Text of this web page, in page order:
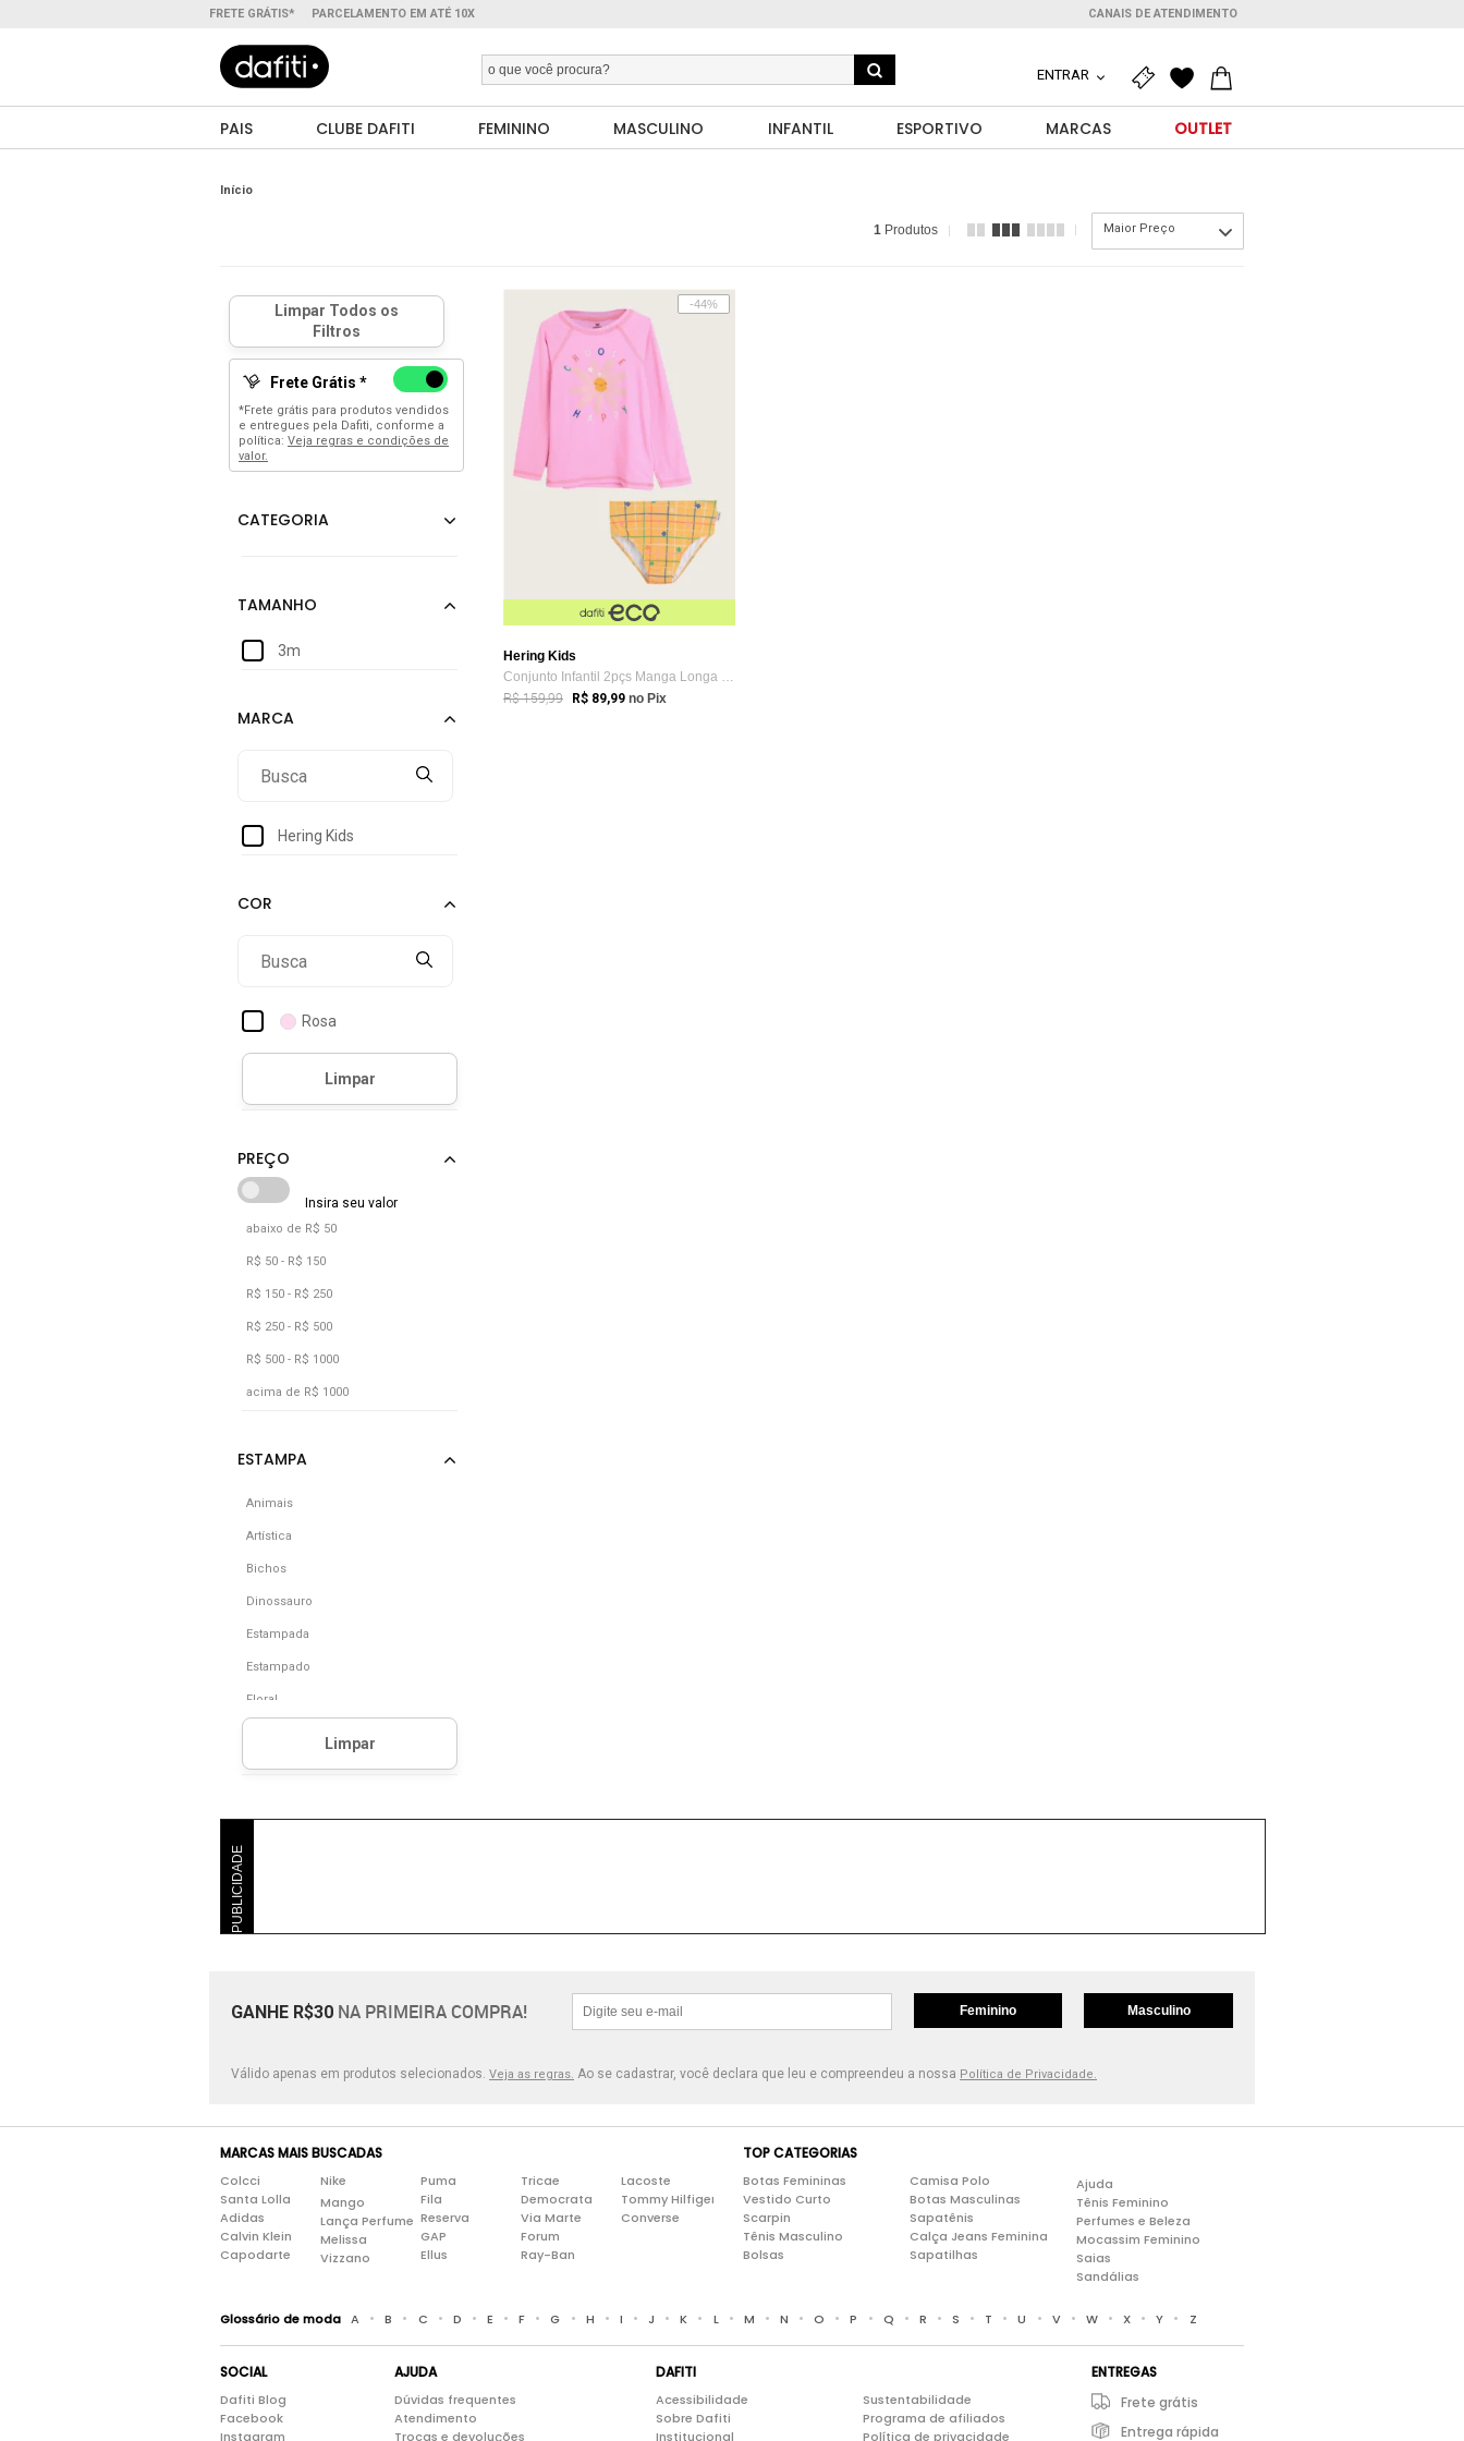
FRETE GRÁTIS* PARCELAMENTO EM ATÉ 10X CANAIS DE ATENDIMENTO
ENTRAR
PAIS CLUBE DAFITI FEMININO MASCULINO INFANTIL ESPORTIVO MARCAS OUTLET
Início
1 Produtos Maior Preço
Frete Grátis *
*Frete grátis para produtos vendidos
e entregues pela Dafiti, conforme a
política: Veja regras e condições de
valor.
3m
Hering Kids
Rosa
abaixo de R$ 50
R$ 50 - R$ 150
R$ 150 - R$ 250
R$ 250 - R$ 500
R$ 500 - R$ 1000
acima de R$ 1000
Animais
Artística
Bichos
Dinossauro
Estampada
Estampado
Floral
Frutas
-44%
Hering Kids
Conjunto Infantil 2pçs Manga Longa Herin...
R$ 159,99 R$ 89,99 no Pix
PUBLICIDADE
GANHE R$30 NA PRIMEIRA COMPRA! Feminino Masculino
Válido apenas em produtos selecionados. Veja as regras. Ao se cadastrar, você declara que leu e compreendeu a nossa Política de Privacidade.
MARCAS MAIS BUSCADAS
Colcci
Santa Lolla
Adidas
Calvin Klein
Capodarte
Nike
Mango
Lança Perfume
Melissa
Vizzano
Puma
Fila
Reserva
GAP
Ellus
Tricae
Democrata
Via Marte
Forum
Ray-Ban
Lacoste
Tommy Hilfiger
Converse
TOP CATEGORIAS
Botas Femininas
Vestido Curto
Scarpin
Tênis Masculino
Bolsas
Camisa Polo
Botas Masculinas
Sapatênis
Calça Jeans Feminina
Sapatilhas
Ajuda
Tênis Feminino
Perfumes e Beleza
Mocassim Feminino
Saias
Sandálias
Glossário de moda A • B • C • D • E • F • G • H • I • J • K • L • M • N • O • P • Q • R • S • T • U • V • W • X • Y • Z
SOCIAL
Dafiti Blog
Facebook
Instagram
AJUDA
Dúvidas frequentes
Atendimento
Trocas e devoluções
DAFITI
Acessibilidade
Sobre Dafiti
Institucional
Sustentabilidade
Programa de afiliados
Política de privacidade
ENTREGAS
Frete grátis
Entrega rápida